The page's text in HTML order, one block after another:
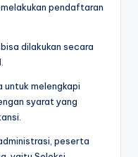
pendaftaran
dilakukan secara
melengkapi
syarat yang
peserta